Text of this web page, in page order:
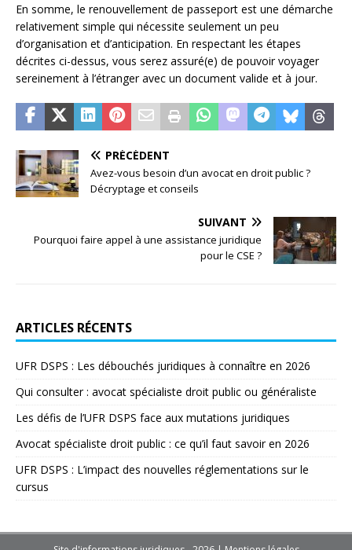
En somme, le renouvellement de passeport est une démarche
relativement simple qui nécessite seulement un peu
d’organisation et d’anticipation. En respectant les étapes
décrites ci-dessus, vous serez assuré(e) de pouvoir voyager
sereinement à l’étranger avec un document valide et à jour.
PRÉCÉDENT
Avez-vous besoin d’un avocat en droit public ?
Décryptage et conseils
SUIVANT
Pourquoi faire appel à une assistance juridique
pour le CSE ?
ARTICLES RÉCENTS
UFR DSPS : Les débouchés juridiques à connaître en 2026
Qui consulter : avocat spécialiste droit public ou généraliste
Les défis de l’UFR DSPS face aux mutations juridiques
Avocat spécialiste droit public : ce qu’il faut savoir en 2026
UFR DSPS : L’impact des nouvelles réglementations sur le
cursus